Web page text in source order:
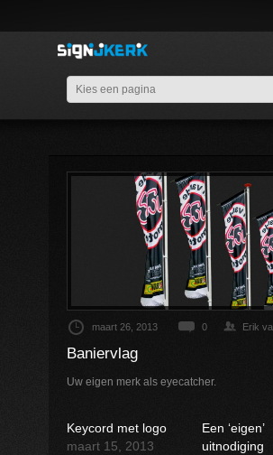
maart 26, 2013 0 Erik
Baniervlag
Uw eigen merk als eyecatcher.
Keycord met logo
maart 15, 2013
Een ‘eigen’
uitnodiging